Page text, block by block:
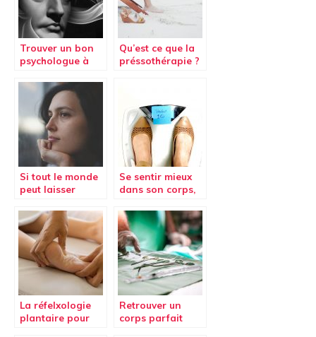
Trouver un bon
psychologue à
Qu’est ce que la
préssothérapie ?
Si tout le monde
peut laisser
Se sentir mieux
dans son corps,
franchir.
La réfelxologie
plantaire pour
Retrouver un
corps parfait